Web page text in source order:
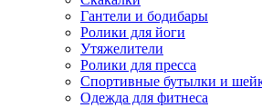
Гантели и бодибары
Ролики для йоги
Утяжелители
Ролики для пресса
Спортивные бутылки и
Одежда для фитнеса